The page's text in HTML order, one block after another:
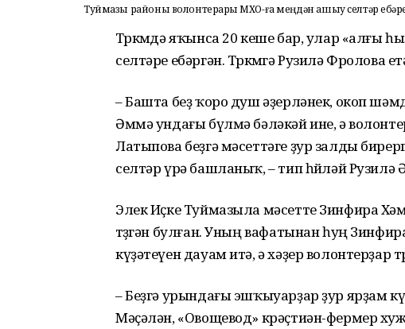
Туймазы районы волонтерҙары МХО-ға меңдән ашыу селтәр
Төркөмдә яҡынса 20 кеше бар, улар «алғы
селтәре ебәргән. Төркөмгә Рузилә Фролова
– Башта беҙ ҡоро душ әҙерләнек, окоп
Әммә ундағы бүлмә бәләкәй ине, ә
Латыпова беҙгә мәсеттәге ҙур залды
селтәр үрә башланыҡ, – тип һөйләй Рузилә
Элек Иҫке Туймазыла мәсетте Зинфира
төҙөгән булған. Уның вафатынан һуң
күҙәтеүен дауам итә, ә хәҙер волонтерҙар
– Беҙгә урындағы эшҡыуарҙар ҙур ярҙам
Мәҫәлән, «Овощевод» крәҫтиән-фермер